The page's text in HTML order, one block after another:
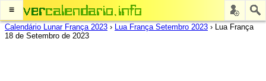
≡
Calendário Lunar França 2023 › Lua França Setembro 2023 › Lua França
18 de Setembro de 2023